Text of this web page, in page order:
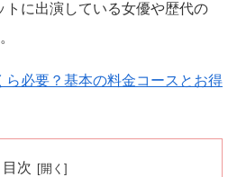
トに出演している女優や歴代の
ら必要？基本の料金コースとお得
目次